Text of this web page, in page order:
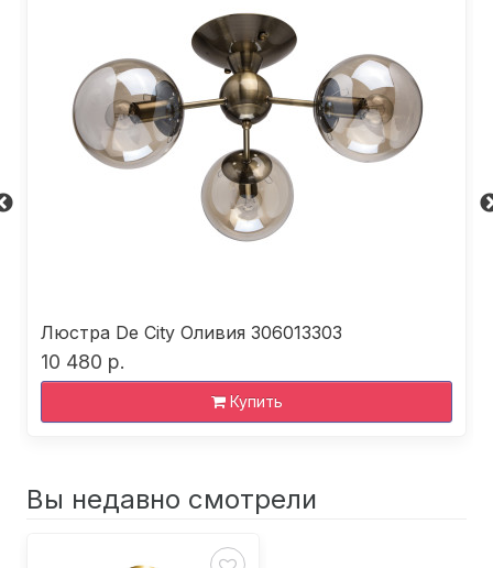
Люстра De City Оливия 306013303
10 480 р.
Купить
Вы недавно смотрели